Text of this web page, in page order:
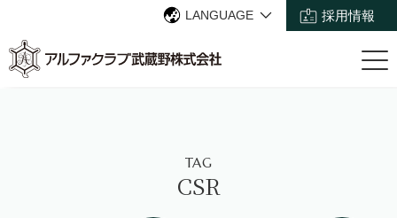
LANGUAGE 採用情報
TAG
CSR